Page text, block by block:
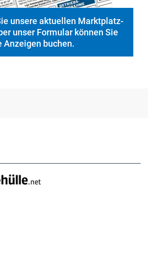
unsere aktuellen Marktplatz-
unser Formular können Sie
Anzeigen buchen.